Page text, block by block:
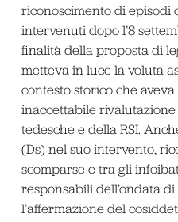
riconoscimento di episodi
intervenuti dopo l’8
finalità della proposta di
metteva in luce la voluta
contesto storico che
inaccettabile
tedesche e della RSI.
(Ds) nel suo intervento,
scomparse e tra gli
responsabili dell’ondata
l’affermazione del